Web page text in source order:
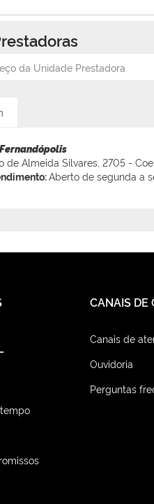
de Almeida Silvares, 2705 -
Aberto de segunda a
CANAIS DE
Canais de
Ouvidoria
Perguntas